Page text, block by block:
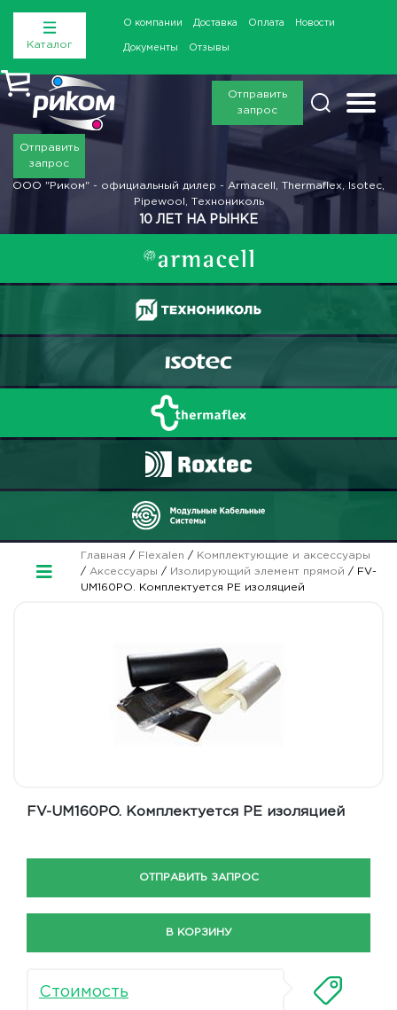
Каталог
О компании Доставка Оплата Новости
Документы Отзывы
Отправить
запрос
Отправить
запрос
ООО "Риком" - официальный дилер - Armacell, Thermaflex, Isotec,
Pipewool, Технониколь
10 ЛЕТ НА РЫНКЕ
Главная / Flexalen / Комплектующие и аксессуары
/ Аксессуары / Изолирующий элемент прямой / FV-
UM160PO. Комплектуется PE изоляцией
FV-UM160PO. Комплектуется PE изоляцией
ОТПРАВИТЬ ЗАПРОС
В КОРЗИНУ
Стоимость